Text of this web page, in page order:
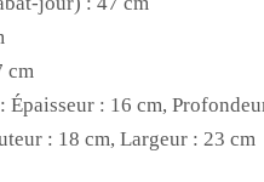
cm
Épaisseur : 16 cm,
: 18 cm, Largeur : 23 cm